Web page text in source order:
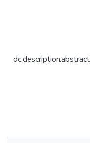
dc.description.abstract